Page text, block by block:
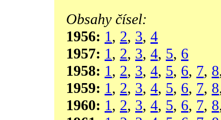
Obsahy čísel:
1956: 1, 2, 3, 4
1957: 1, 2, 3, 4, 5, 6
1958: 1, 2, 3, 4, 5, 6, 7, 8
1959: 1, 2, 3, 4, 5, 6, 7, 8
1960: 1, 2, 3, 4, 5, 6, 7, 8